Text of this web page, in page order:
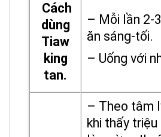
Cách
dùng
Tiaw
king
tan.
– Mỗi lần 2-
ăn sáng-tối.
– Uống với
– Theo tâm
khi thấy